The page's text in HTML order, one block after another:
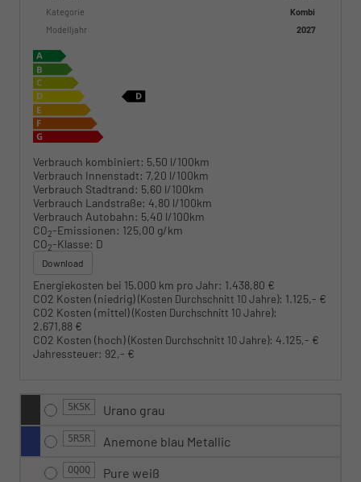
Kategorie
Kombi
Modelljahr
2027
Verbrauch kombiniert: 5,50 l/100km
Verbrauch Innenstadt: 7,20 l/100km
Verbrauch Stadtrand: 5,60 l/100km
Verbrauch Landstraße: 4,80 l/100km
Verbrauch Autobahn: 5,40 l/100km
CO2-Emissionen: 125,00 g/km
CO2-Klasse: D
Download
Energiekosten bei 15.000 km pro Jahr: 1.438,80 €
CO2 Kosten (niedrig)(Kosten Durchschnitt 10 Jahre): 1.125,- €
CO2 Kosten (mittel)(Kosten Durchschnitt 10 Jahre):
2.671,88 €
CO2 Kosten (hoch)(Kosten Durchschnitt 10 Jahre): 4.125,- €
Jahressteuer: 92,- €
5K5K Urano grau
5R5R Anemone blau Metallic
OQOQ Pure weiß